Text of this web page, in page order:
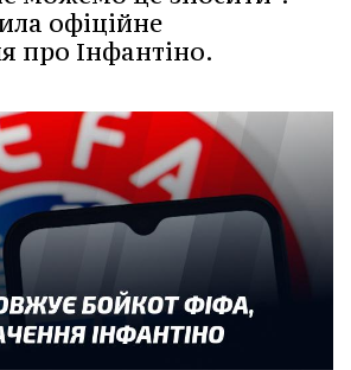
офіційне
про Інфантіно.